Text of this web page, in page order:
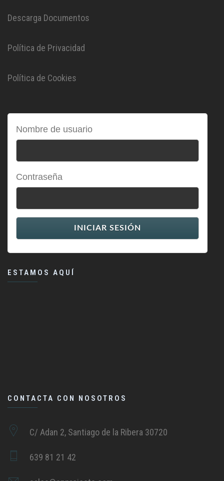
Descarga Documentos
Política de Privacidad
Política de Cookies
Nombre de usuario
Contraseña
ESTAMOS AQUÍ
CONTACTA CON NOSOTROS
C/ Adan 2, Santiago de la Ribera 30720
639 81 21 42